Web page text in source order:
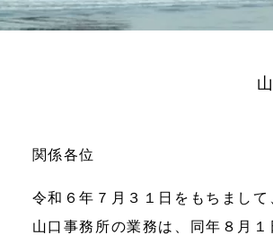
関係各位
令和６年７月３１日をもちまして
山口事務所の業務は、同年８月